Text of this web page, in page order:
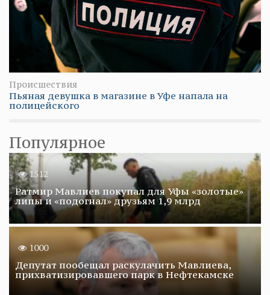
Происшествия
Пьяная девушка в магазине в Уфе напала на
полицейского
Популярное
1512
Ратмир Мавлиев покупал для Уфы «золотые»
липы и «подогнал» друзьям 1,9 млрд
1000
Депутат пообещал раскулачить Мавлиева,
прихватизировавшего парк в Нефтекамске